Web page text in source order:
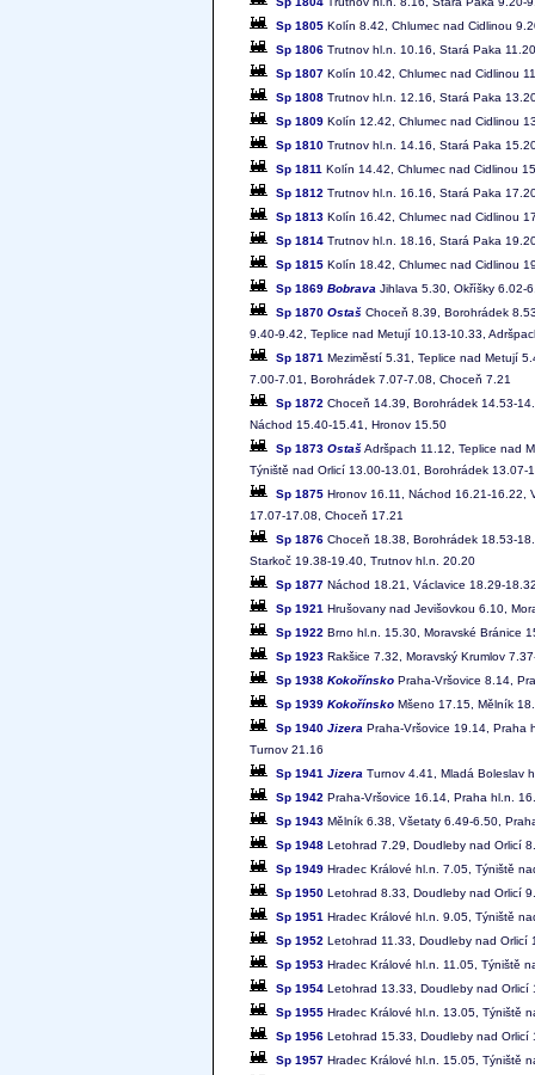
Sp 1805 Kolín 8.42, Chlumec nad Cidlinou
Sp 1806 Trutnov hl.n. 10.16, Stará Paka
Sp 1807 Kolín 10.42, Chlumec nad Cidlinou
Sp 1808 Trutnov hl.n. 12.16, Stará Paka
Sp 1809 Kolín 12.42, Chlumec nad Cidlinou
Sp 1810 Trutnov hl.n. 14.16, Stará Paka
Sp 1811 Kolín 14.42, Chlumec nad Cidlinou
Sp 1812 Trutnov hl.n. 16.16, Stará Paka
Sp 1813 Kolín 16.42, Chlumec nad Cidlinou
Sp 1814 Trutnov hl.n. 18.16, Stará Paka
Sp 1815 Kolín 18.42, Chlumec nad Cidlinou
Sp 1869 Bobrava Jihlava 5.30, Okříšky 6.02-
Sp 1870 Ostaš Choceň 8.39, Borohrádek
9.40-9.42, Teplice nad Metují 10.13-10.33,
Sp 1871 Meziměstí 5.31, Teplice nad Metují
7.00-7.01, Borohrádek 7.07-7.08, Choceň 7.21
Sp 1872 Choceň 14.39, Borohrádek 14.53-
Náchod 15.40-15.41, Hronov 15.50
Sp 1873 OstašAdršpach 11.12, Teplice nad
Týniště nad Orlicí 13.00-13.01, Borohrádek 13.07-
Sp 1875 Hronov 16.11, Náchod 16.21-16.22,
17.07-17.08, Choceň 17.21
Sp 1876 Choceň 18.38, Borohrádek 18.53-
Starkoč 19.38-19.40, Trutnov hl.n. 20.20
Sp 1877 Náchod 18.21, Václavice 18.29-
Sp 1921 Hrušovany nad Jevišovkou 6.10,
Sp 1922 Brno hl.n. 15.30, Moravské Bránice
Sp 1923 Rakšice 7.32, Moravský Krumlov
Sp 1938 Kokořínsko Praha-Vršovice 8.14,
Sp 1939 Kokořínsko Mšeno 17.15, Mělník
Sp 1940 Jizera Praha-Vršovice 19.14, Praha
Turnov 21.16
Sp 1941 Jizera Turnov 4.41, Mladá Boleslav
Sp 1942 Praha-Vršovice 16.14, Praha hl.n.
Sp 1943 Mělník 6.38, Všetaty 6.49-6.50,
Sp 1948 Letohrad 7.29, Doudleby nad Orlicí
Sp 1949 Hradec Králové hl.n. 7.05, Týniště
Sp 1950 Letohrad 8.33, Doudleby nad Orlicí
Sp 1951 Hradec Králové hl.n. 9.05, Týniště
Sp 1952 Letohrad 11.33, Doudleby nad Orlicí
Sp 1953 Hradec Králové hl.n. 11.05, Týniště
Sp 1954 Letohrad 13.33, Doudleby nad Orlicí
Sp 1955 Hradec Králové hl.n. 13.05, Týniště
Sp 1956 Letohrad 15.33, Doudleby nad Orlicí
Sp 1957 Hradec Králové hl.n. 15.05, Týniště